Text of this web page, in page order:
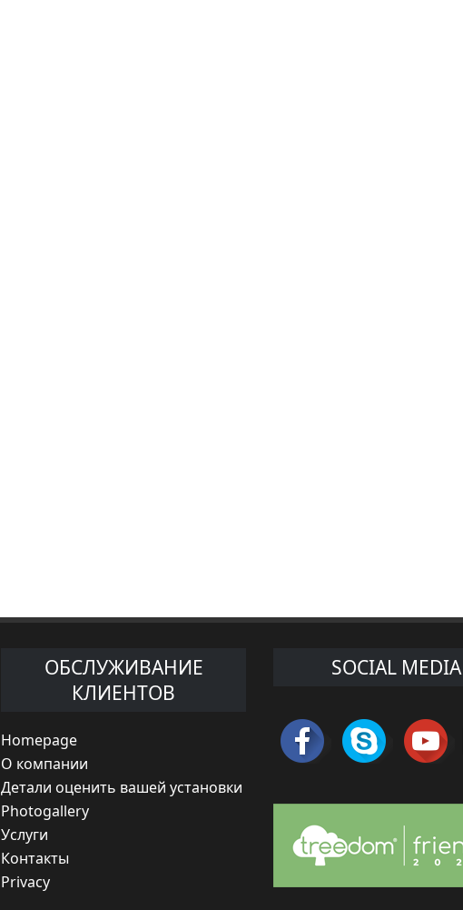
ОБСЛУЖИВАНИЕ
КЛИЕНТОВ
Homepage
O компании
Детали оценить вашей установки
Photogallery
Услуги
Контакты
Privacy
SOCIAL MEDIA